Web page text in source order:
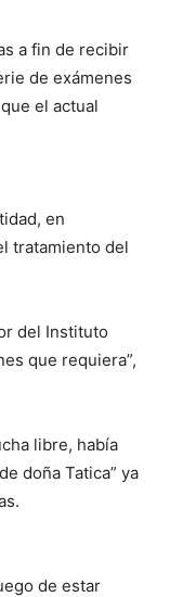
a fin de recibir
de exámenes
el actual
en
tratamiento del
del Instituto
que requiera”,
libre, había
doña Tatica” ya
de estar